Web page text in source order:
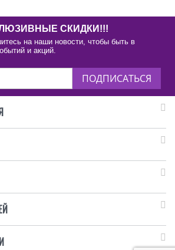
СКИДКИ!!!
на наши новости, чтобы быть в
и акций.
ПОДПИСАТЬСЯ